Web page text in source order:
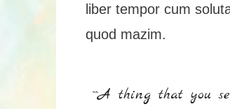
liber tempor cum
quod mazim.
``A thing that you